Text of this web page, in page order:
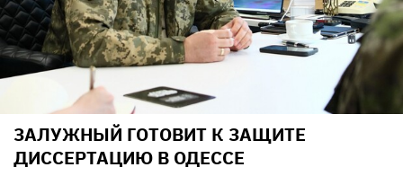
ЗАЛУЖНЫЙ ГОТОВИТ К ЗАЩИТЕ
ДИССЕРТАЦИЮ В ОДЕССЕ